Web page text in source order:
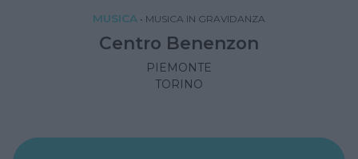
MUSICA • MUSICA IN GRAVIDANZA
Centro Benenzon
PIEMONTE
TORINO